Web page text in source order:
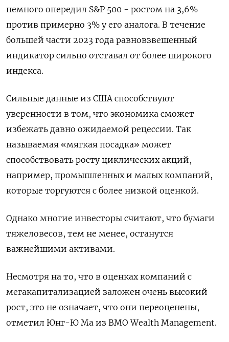
немного опередил S&P 500 - ростом на 3,6%
против примерно 3% у его аналога. В течение
большей части 2023 года равновзвешенный
индикатор сильно отставал от более широкого
индекса.
Сильные данные из США способствуют
уверенности в том, что экономика сможет
избежать давно ожидаемой рецессии. Так
называемая «мягкая посадка» может
способствовать росту циклических акций,
например, промышленных и малых компаний,
которые торгуются с более низкой оценкой.
Однако многие инвесторы считают, что бумаги
тяжеловесов, тем не менее, останутся
важнейшими активами.
Несмотря на то, что в оценках компаний с
мегакапитализацией заложен очень высокий
рост, это не означает, что они переоценены,
отметил Юнг-Ю Ма из BMO Wealth Management.